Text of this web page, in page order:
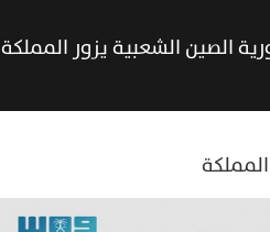
الصين الشعبية يزور المملكة